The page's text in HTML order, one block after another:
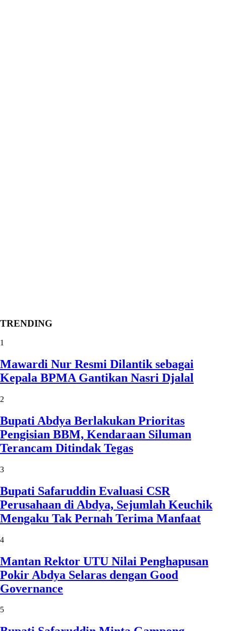
TRENDING
1
Mawardi Nur Resmi Dilantik sebagai
Kepala BPMA Gantikan Nasri Djalal
2
Bupati Abdya Berlakukan Prioritas
Pengisian BBM, Kendaraan Siluman
Terancam Ditindak Tegas
3
Bupati Safaruddin Evaluasi CSR
Perusahaan di Abdya, Sejumlah Keuchik
Mengaku Tak Pernah Terima Manfaat
4
Mantan Rektor UTU Nilai Penghapusan
Pokir Abdya Selaras dengan Good
Governance
5